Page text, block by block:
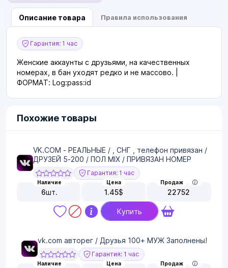
Описание товара Правила использования
Гарантия: 1 час
Женские аккаунты с друзьями, на качественных
номерах, в бан уходят редко и не массово. |
ФОРМАТ: Log:pass:id
Похожие товары
VK.COM - РЕАЛЬНЫЕ / , СНГ , телефон привязан /
ДРУЗЕЙ 5-200 / ПОЛ MIX / ПРИВЯЗАН НОМЕР
Гарантия: 1 час
Наличие
6шт.
Цена
1.45$
Продаж
22752
Купить
vk.com авторег / Друзья 100+ МУЖ Заполнены!
Гарантия: 1 час
Наличие Цена Продаж